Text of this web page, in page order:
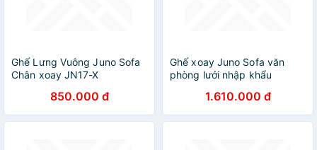
Ghế Lưng Vuông Juno Sofa
Chân xoay JN17-X
850.000 đ
Ghế xoay Juno Sofa văn
phòng lưới nhập khẩu
1.610.000 đ